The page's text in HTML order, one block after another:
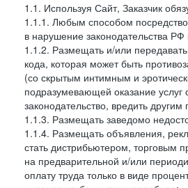
1.1. Используя Сайт, Заказчик
1.1.1. Любым способом
в нарушение законодательства
1.1.2. Размещать и/или
кода, которая может быть
(со скрытым интимным и
подразумевающей оказание
законодательство, вредить
1.1.3. Размещать заведомо
1.1.4. Размещать объявления,
стать дистрибьютером, торговым
на предварительной и/или
оплату труда только в виде